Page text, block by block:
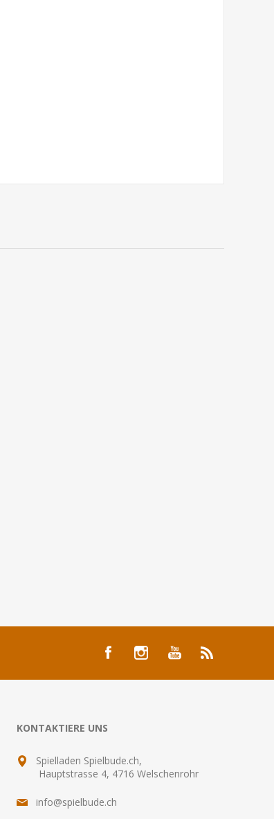
KONTAKTIERE UNS
Spielladen Spielbude.ch,
Hauptstrasse 4, 4716 Welschenrohr
info@spielbude.ch